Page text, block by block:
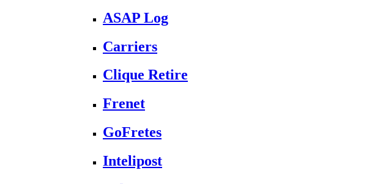
ASAP Log
Carriers
Clique Retire
Frenet
GoFretes
Intelipost